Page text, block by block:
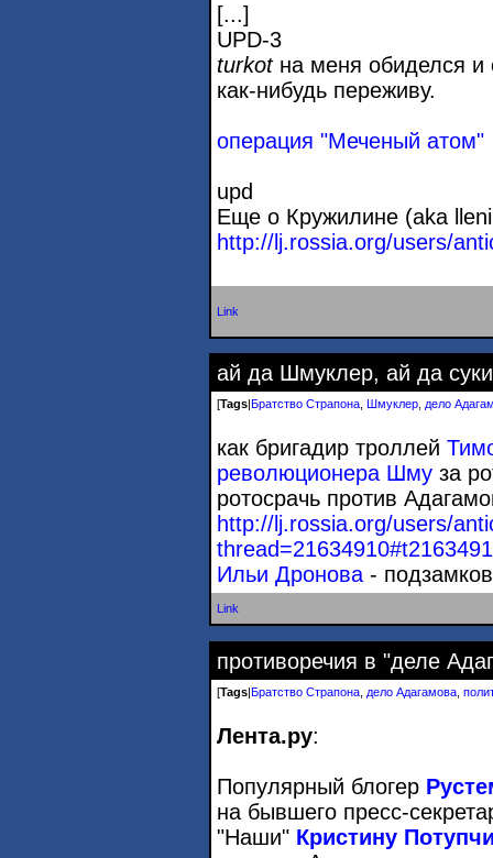
[...]
UPD-3
turkotна меня обиделся и
как-нибудь переживу.
операция "Меченый атом"
upd
Еще о Кружилине (aka
http://lj.rossia.org/users/
Link
ай да Шмуклер, ай да
[Tags Братство Страпона Шмуклер дело
как бригадир троллей
революционера Шму за
ротосрачь против
http://lj.rossia.org/users/
Ильи Дронова -
Link
противоречия в "деле
[Tags|Братство Страпона дело Адагамова
Лента.ру:
Популярный блогер
на бывшего пресс-
"Наши" Кристину